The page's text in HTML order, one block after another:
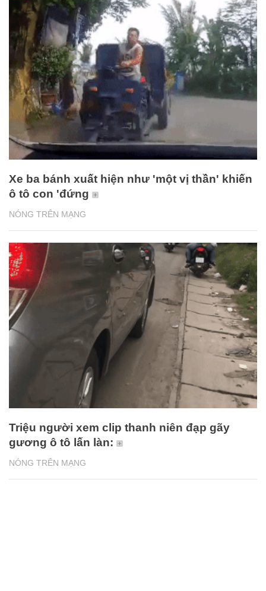
NÓNG TRÊN MẠNG
Xe ba bánh xuất hiện như 'một vị thần' khiến
ô tô con 'đứng
NÓNG TRÊN MẠNG
Triệu người xem clip thanh niên đạp gãy
gương ô tô lấn làn: